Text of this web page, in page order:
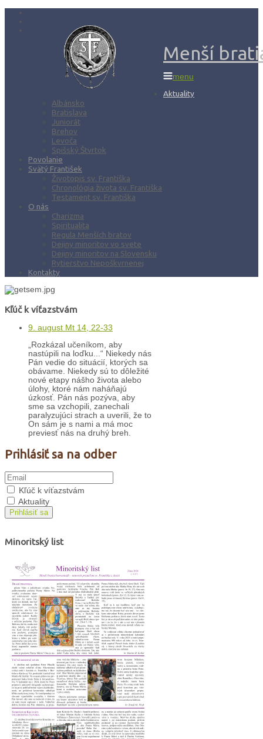
Menší
menu
Aktuality
Albánsko
Bratislava
Juniorát
Brehov
Levoča
Spišský Štvrtok
Povolanie
Svätý František
Životopis sv. Františka
Chronológia života sv. Františka
Testament sv. Františka
O nás
Charizma
Spiritualita
Regula Menších bratov
Dejiny minoritov vo svete
Dejiny minoritov na Slovensku
Rytierstvo Nepoškvrnenej
Kontakty
Kľúč k víťazstvám
9. august Mt 14, 22-33
„Rozkázal učeníkom, aby
nastúpili na loďku...“ Niekedy nás
Pán vedie do situácií, ktorých sa
obávame. Niekedy sú to dôležité
nové etapy nášho života alebo
úlohy, ktoré nám naháňajú
úzkosť. Pán nás pozýva, aby
sme sa vzchopili, zanechali
paralyzujúci strach a uverili, že to
On sám je s nami a má moc
previesť nás na druhý breh.
Prihlásiť sa na odber
Kľúč k víťazstvám
Aktuality
Prihlásiť sa
Minoritský list